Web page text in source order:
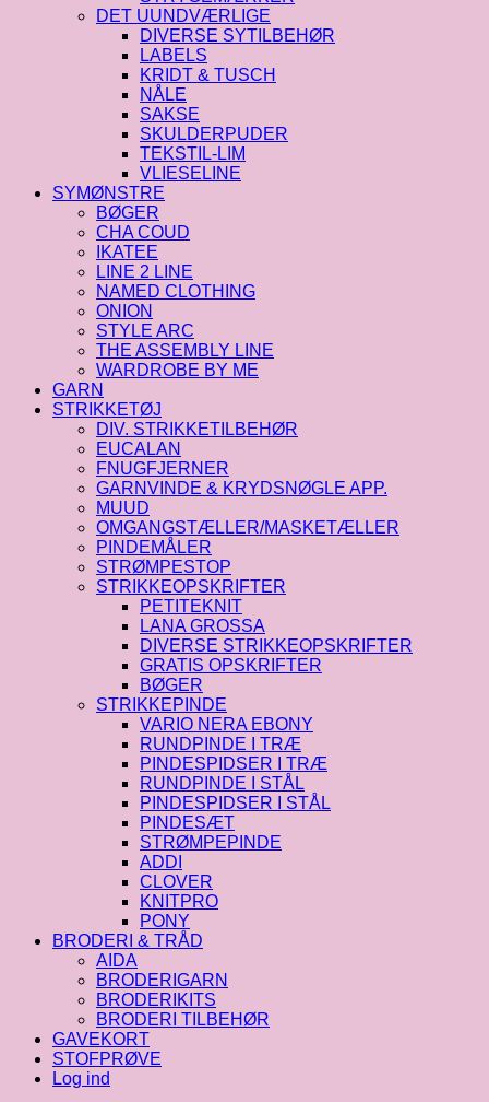
DET UUNDVÆRLIGE
DIVERSE SYTILBEHØR
LABELS
KRIDT & TUSCH
NÅLE
SAKSE
SKULDERPUDER
TEKSTIL-LIM
VLIESELINE
SYMØNSTRE
BØGER
CHA COUD
IKATEE
LINE 2 LINE
NAMED CLOTHING
ONION
STYLE ARC
THE ASSEMBLY LINE
WARDROBE BY ME
GARN
STRIKKETØJ
DIV. STRIKKETILBEHØR
EUCALAN
FNUGFJERNER
GARNVINDE & KRYDSNØGLE APP.
MUUD
OMGANGSTÆLLER/MASKETÆLLER
PINDEMÅLER
STRØMPESTOP
STRIKKEOPSKRIFTER
PETITEKNIT
LANA GROSSA
DIVERSE STRIKKEOPSKRIFTER
GRATIS OPSKRIFTER
BØGER
STRIKKEPINDE
VARIO NERA EBONY
RUNDPINDE I TRÆ
PINDESPIDSER I TRÆ
RUNDPINDE I STÅL
PINDESPIDSER I STÅL
PINDESÆT
STRØMPEPINDE
ADDI
CLOVER
KNITPRO
PONY
BRODERI & TRÅD
AIDA
BRODERIGARN
BRODERIKITS
BRODERI TILBEHØR
GAVEKORT
STOFPRØVE
Log ind